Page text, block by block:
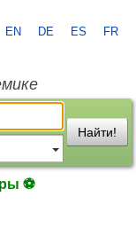
EN DE ES FR
Найти!
⚽